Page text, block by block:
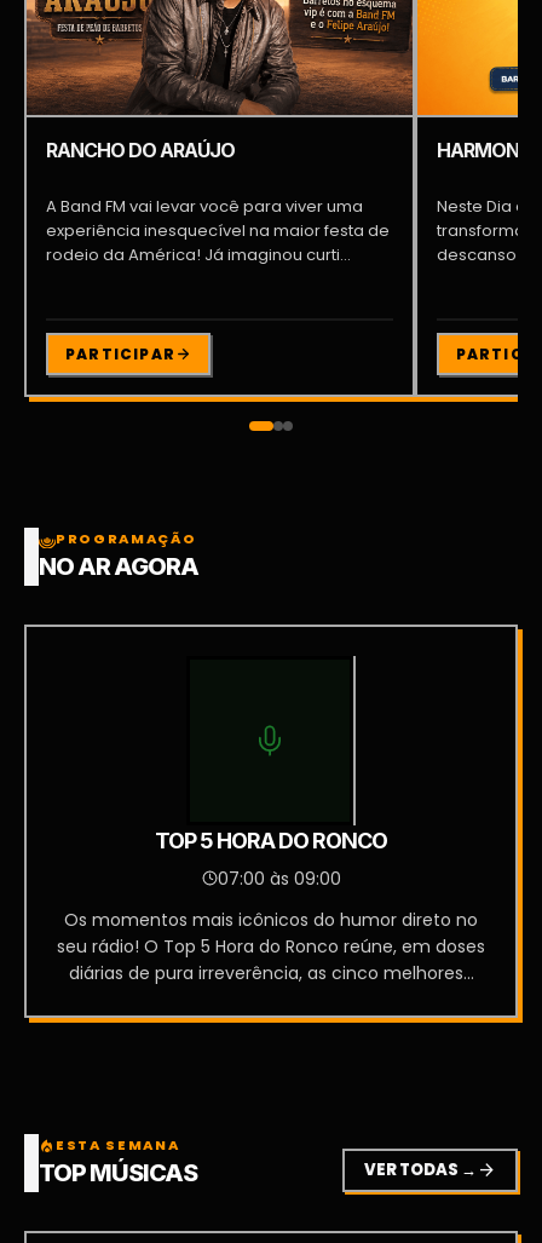
RANCHO DO ARAÚJO
A Band FM vai levar você para viver uma
experiência inesquecível na maior festa de
rodeio da América! Já imaginou curti...
PARTICIPAR
Neste Dia
transformar
descanso
PROGRAMAÇÃO
NO AR AGORA
TOP 5 HORA DO RONCO
07:00 às 09:00
Os momentos mais icônicos do humor direto no
seu rádio! O Top 5 Hora do Ronco reúne, em doses
diárias de pura irreverência, as cinco melhores...
local_fire_department ESTA SEMANA
TOP MÚSICAS VER TODAS → arrow_forward